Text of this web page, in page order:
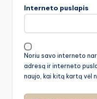
Interneto puslapis
Noriu savo interneto
adresą ir interneto
naujo, kai kitą kartą vėl